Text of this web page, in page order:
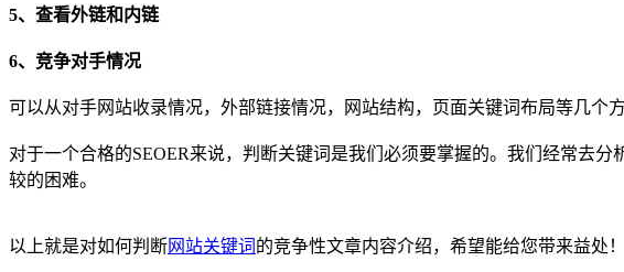
5、查看外链和内链
6、竞争对手情况
可以从对手网站收录情况，外部链接情况，网站结构，页面关键词布局等几个
对于一个合格的SEOER来说，判断关键词是我们必须要掌握的。我们经常去
较的困难。
以上就是对如何判断网站关键词 的竞争性文章内容介绍，希望能给您带来益处！